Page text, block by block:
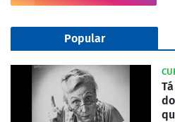
Popular